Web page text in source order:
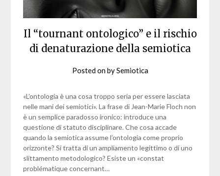
Il “tournant ontologico” e il rischio
di denaturazione della semiotica
Posted onbySemiotica
«L’ontologia è una cosa troppo seria per essere lasciata
nelle mani dei semiotici». La frase di Jean-Marie Floch non
è un semplice paradosso ironico: introduce una
questione di statuto disciplinare. Che cosa accade
quando la semiotica assume l’ontologia come proprio
orizzonte? Si tratta di un ampliamento legittimo o di uno
slittamento metodologico? Esiste un «constat
problématique concernant…